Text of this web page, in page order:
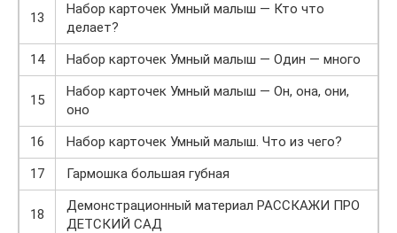
13
Набор карточек Умный малыш — Кто что
делает?
14
Набор карточек Умный малыш — Один — много
15
Набор карточек Умный малыш — Он, она, они,
оно
16
Набор карточек Умный малыш. Что из чего?
17
Гармошка большая губная
18
Демонстрационный материал РАССКАЖИ ПРО
ДЕТСКИЙ САД